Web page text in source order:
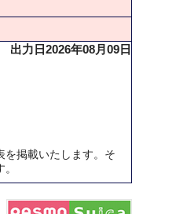
出力日2026年08月09日
を掲載いたします。そ